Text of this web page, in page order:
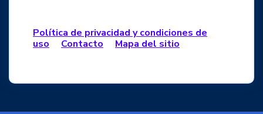
Política de privacidad y condiciones de
uso
Contacto Mapa del sitio